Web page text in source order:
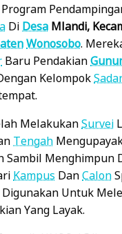
Di Desa Mlandi,
Wonosobo.
Baru Pendakian
Kelompok
MelakukanSurvei
Tengah
Sambil Menghimpun
Kampus DanCalon
Untuk
Yang Layak.